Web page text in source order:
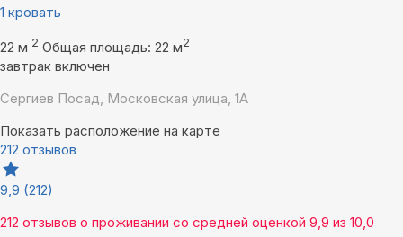
1 кровать
22 м 2 Общая площадь: 22 м2
завтрак включен
Сергиев Посад, Московская улица, 1А
Показать расположение на карте
212 отзывов
9,9 (212)
212 отзывов о проживании со средней оценкой 9,9 из 10,0